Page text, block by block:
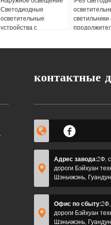
Светодиодные
осветительные
устройства с
безопасности и
светильники
для
контактные
Адрес завода:2Ф,
дороги Бэйхуан
Шэньчжэнь,
Офис по сбыту:2Ф,
дороги Бэйхуан
Шэньчжэнь,